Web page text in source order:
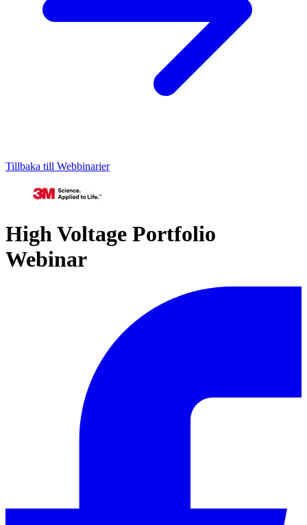
Tillbaka till Webbinarier
High Voltage Portfolio
Webinar